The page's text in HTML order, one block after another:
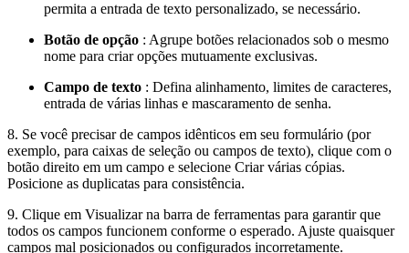
permita a entrada de texto personalizado, se necessário.
Botão de opção : Agrupe botões relacionados sob o mesmo
nome para criar opções mutuamente exclusivas.
Campo de texto : Defina alinhamento, limites de caracteres,
entrada de várias linhas e mascaramento de senha.
8. Se você precisar de campos idênticos em seu formulário (por
exemplo, para caixas de seleção ou campos de texto), clique com o
botão direito em um campo e selecione Criar várias cópias.
Posicione as duplicatas para consistência.
9. Clique em Visualizar na barra de ferramentas para garantir que
todos os campos funcionem conforme o esperado. Ajuste quaisquer
campos mal posicionados ou configurados incorretamente.